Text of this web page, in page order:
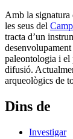
Amb la signatura
les seus del
tracta d’un
paleontologia i el
difusió.
arqueològics de
Dins de
Investigar